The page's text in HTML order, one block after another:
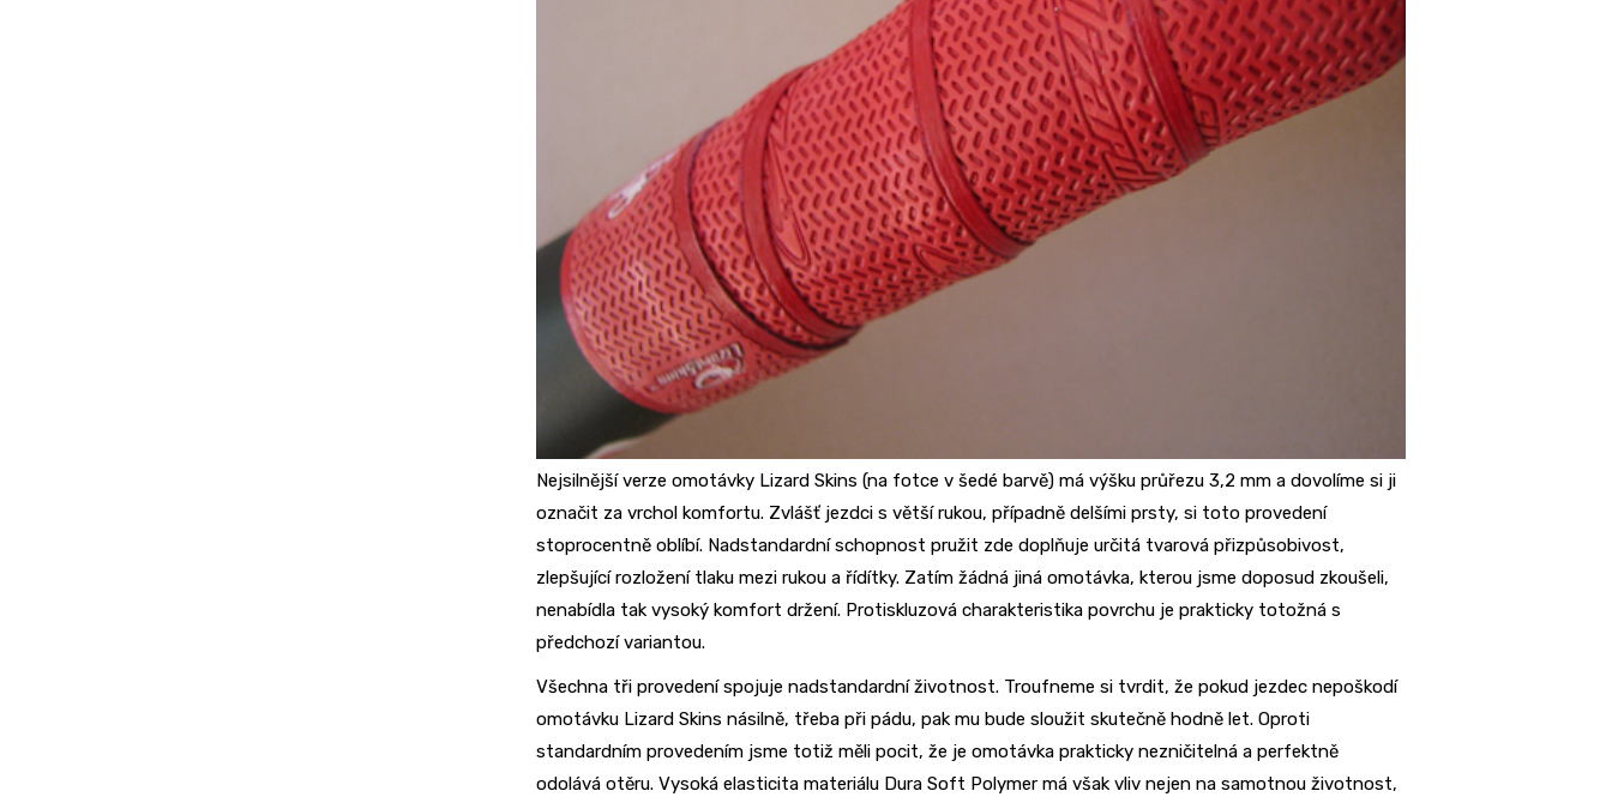
Nejsilnější verze omotávky Lizard Skins (na fotce v šedé barvě) má výšku průřezu 3,2 mm a dovolíme si ji
označit za vrchol komfortu. Zvlášť jezdci s větší rukou, případně delšími prsty, si toto provedení
stoprocentně oblíbí. Nadstandardní schopnost pružit zde doplňuje určitá tvarová přizpůsobivost,
zlepšující rozložení tlaku mezi rukou a řídítky. Zatím žádná jiná omotávka, kterou jsme doposud zkoušeli,
nenabídla tak vysoký komfort držení. Protiskluzová charakteristika povrchu je prakticky totožná s
předchozí variantou.
Všechna tři provedení spojuje nadstandardní životnost. Troufneme si tvrdit, že pokud jezdec nepoškodí
omotávku Lizard Skins násilně, třeba při pádu, pak mu bude sloužit skutečně hodně let. Oproti
standardním provedením jsme totiž měli pocit, že je omotávka prakticky nezničitelná a perfektně
odolává otěru. Vysoká elasticita materiálu Dura Soft Polymer má však vliv nejen na samotnou životnost,